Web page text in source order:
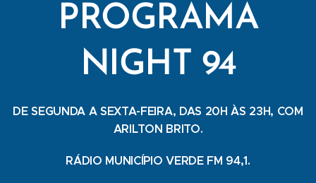
PROGRAMA
NIGHT 94
DE SEGUNDA A SEXTA-FEIRA, DAS 20H ÀS 23H, COM
ARILTON BRITO.
RÁDIO MUNICÍPIO VERDE FM 94,1.